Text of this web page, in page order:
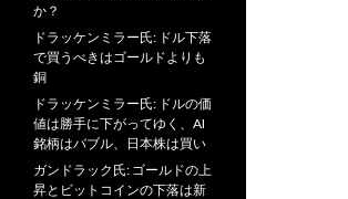
か？
ドラッケンミラー氏: ドル下落
で買うべきはゴールドよりも
銅
ドラッケンミラー氏: ドルの価
値は勝手に下がってゆく、AI
銘柄はバブル、日本株は買い
ガンドラック氏: ゴールドの上
昇とビットコインの下落は新